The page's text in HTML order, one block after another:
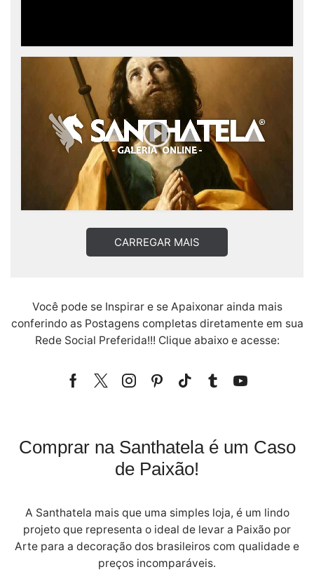
CARREGAR MAIS
Você pode se Inspirar e se Apaixonar ainda mais
conferindo as Postagens completas diretamente em sua
Rede Social Preferida!!! Clique abaixo e acesse:
Facebook
TwitterInstagramPinterest
Tik-TumblrYoutube
Comprar na Santhatela é um Caso
de Paixão!
A Santhatela mais que uma simples loja, é um lindo
projeto que representa o ideal de levar a Paixão por
Arte para a decoração dos brasileiros com qualidade e
preços incomparáveis.